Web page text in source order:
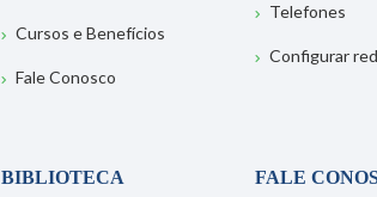
Cursos e Benefícios
Fale Conosco
Telefones
Configurar
BIBLIOTECA
FALE